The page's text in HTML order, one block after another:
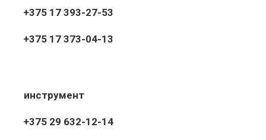
+375 17 393-27-53
+375 17 373-04-13
инструмент
+375 29 632-12-14